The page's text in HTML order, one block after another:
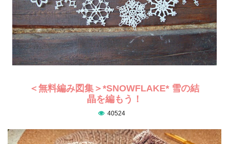
＜無料編み図集＞*SNOWFLAKE* 雪の結
晶を編もう！
40524